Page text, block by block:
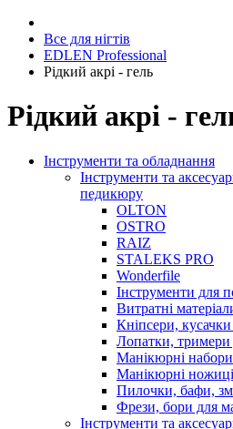
Все для нігтів
EDLEN Professional
Рідкий акрі - гель
Рідкий акрі -
Інструменти та обладнання
Інструменти та
педикюру
OLTON
OSTRO
RAIZ
STALEKS PRO
Wonderfile
Інструменти для
Витратні
Кніпсери, кусачки
Лопатки, тримери
Манікюрні набори
Манікюрні ножиці
Пилочки, бафи,
Фрези, бори для
Інструменти та